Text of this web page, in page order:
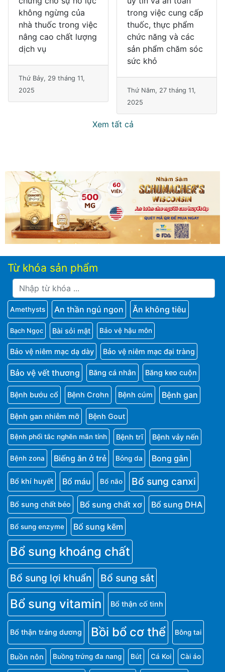
không ngừng của
nhà thuốc trong việc
nâng cao chất lượng
dịch vụ
Thứ Bảy, 29 tháng 11,
2025
trong việc cung cấp
thuốc, thực phẩm
chức năng và các
sản phẩm chăm sóc
sức khỏ
Thứ Năm, 27 tháng 11,
2025
Xem tất cả
Từ khóa sản phẩm
Amethysts An thần ngủ ngon Ăn không tiêu
Bạch Ngọc Bài sỏi mật Bảo vệ hậu môn
Bảo vệ niêm mạc dạ dày Bảo vệ niêm mạc đại tràng
Bảo vệ vết thương Băng cá nhân Băng keo cuộn
Bệnh bướu cổ Bệnh Crohn Bệnh cúm Bệnh gan
Bệnh gan nhiễm mỡ Bệnh Gout
Bệnh phổi tắc nghẽn mãn tính Bệnh trĩ Bệnh vảy nến
Bệnh zona Biếng ăn ở trẻ Bỏng da Bong gân
Bổ khí huyết Bổ máu Bổ não Bổ sung canxi
Bổ sung chất béo Bổ sung chất xơ Bổ sung DHA
Bổ sung enzyme Bổ sung kẽm
Bổ sung khoáng chất
Bổ sung lợi khuẩn Bổ sung sắt
Bổ sung vitamin Bổ thận cố tinh
Bổ thận tráng dương Bồi bổ cơ thể Bông tai
Buồn nôn Buồng trứng đa nang Bút Cá Koi Cài áo